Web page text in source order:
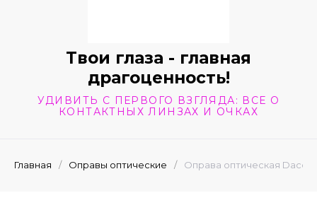
Твои глаза - главная
драгоценность!
УДИВИТЬ С ПЕРВОГО ВЗГЛЯДА: ВСЕ О
КОНТАКТНЫХ ЛИНЗАХ И ОЧКАХ
Главная / Оправы оптические / Оправа оптическая Dacchi